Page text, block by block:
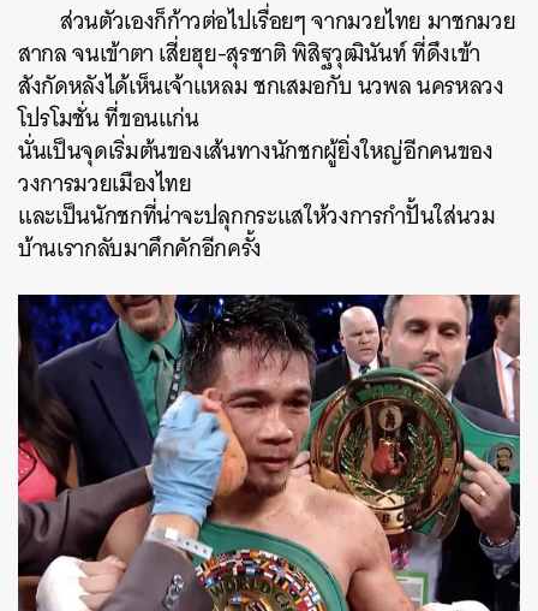
ส่วนตัวเองก็ก้าวต่อไปเรื่อยๆ จากมวยไทย มาชกมวย
สากล จนเข้าตา เสี่ยฮุย-สุรชาติ พิสิฐวุฒินันท์ ที่ดึงเข้า
สังกัดหลังได้เห็นเจ้าแหลม ชกเสมอกับ นวพล นครหลวง
โปรโมชั่น ที่ขอนแก่น
นั่นเป็นจุดเริ่มต้นของเส้นทางนักชกผู้ยิ่งใหญ่อีกคนของ
วงการมวยเมืองไทย
และเป็นนักชกที่น่าจะปลุกกระแสให้วงการกำปั้นใส่นวม
บ้านเรากลับมาคึกคักอีกครั้ง